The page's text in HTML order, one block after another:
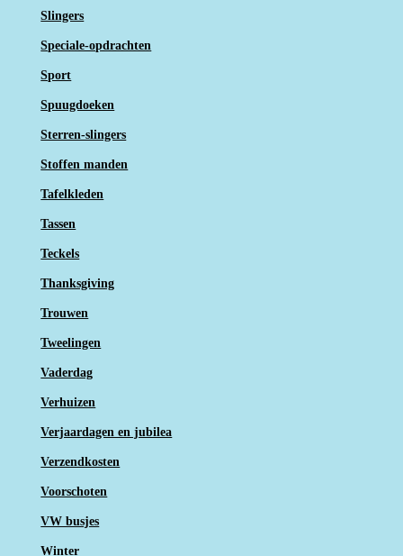
Slingers
Speciale-opdrachten
Sport
Spuugdoeken
Sterren-slingers
Stoffen manden
Tafelkleden
Tassen
Teckels
Thanksgiving
Trouwen
Tweelingen
Vaderdag
Verhuizen
Verjaardagen en jubilea
Verzendkosten
Voorschoten
VW busjes
Winter